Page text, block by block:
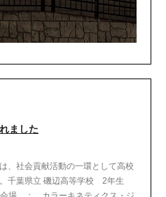
ました
、社会貢献活動の一環として高校
千葉県立 磯辺高等学校 2年生